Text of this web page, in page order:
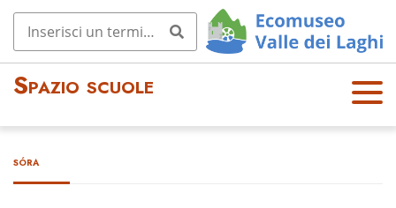
Spazio scuole
OPE
N
sóra